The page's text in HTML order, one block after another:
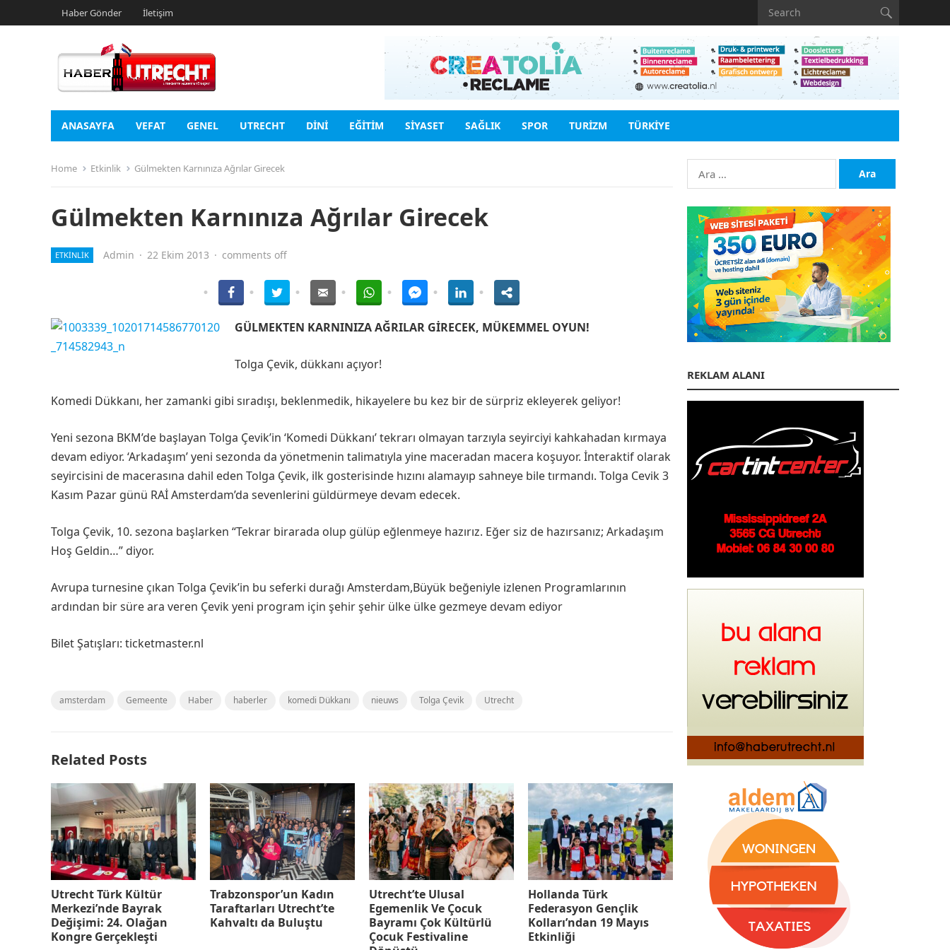
Haber Gönder İletişim
ANASAYFA VEFAT GENEL UTRECHT DINI EĞITIM SIYASET SAĞLIK SPOR TURIZM TÜRKIYE
Home Etkinlik Gülmekten Karnınıza Ağrılar Girecek
Gülmekten Karnınıza Ağrılar Girecek
ETKINLIK Admin · 22 Ekim 2013 · comments off
GÜLMEKTEN KARNINIZA AĞRILAR GİRECEK, MÜKEMMEL OYUN!
Tolga Çevik, dükkanı açıyor!
Komedi Dükkanı, her zamanki gibi sıradışı, beklenmedik, hikayelere bu kez bir de sürpriz ekleyerek geliyor!
Yeni sezona BKM’de başlayan Tolga Çevik’in ‘Komedi Dükkanı’ tekrarı olmayan tarzıyla seyirciyi kahkahadan kırmaya
devam ediyor. ‘Arkadaşım’ yeni sezonda da yönetmenin talimatıyla yine maceradan macera koşuyor. İnteraktif olarak
seyircisini de macerasına dahil eden Tolga Çevik, ilk gosterisinde hızını alamayıp sahneye bile tırmandı. Tolga Cevik 3
Kasım Pazar günü RAİ Amsterdam’da sevenlerini güldürmeye devam edecek.
Tolga Çevik, 10. sezona başlarken “Tekrar birarada olup gülüp eğlenmeye hazırız. Eğer siz de hazırsanız; Arkadaşım
Hoş Geldin…” diyor.
Avrupa turnesine çıkan Tolga Çevik’in bu seferki durağı Amsterdam,Büyük beğeniyle izlenen Programlarının
ardından bir süre ara veren Çevik yeni program için şehir şehir ülke ülke gezmeye devam ediyor
Bilet Şatışları: ticketmaster.nl
amsterdam Gemeente Haber haberler komedi Dükkanı nieuws Tolga Çevik Utrecht
Related Posts
Utrecht Türk Kültür
Merkezi’nde Bayrak
Değişimi: 24. Olağan
Kongre Gerçekleşti
Trabzonspor’un Kadın
Taraftarları Utrecht’te
Kahvaltı da Buluştu
Utrecht’te Ulusal
Egemenlik Ve Çocuk
Bayramı Çok Kültürlü
Çocuk Festivaline
Hollanda Türk
Federasyon Gençlik
Kolları’ndan 19 Mayıs
Etkinliği
Arama:
REKLAM ALANI